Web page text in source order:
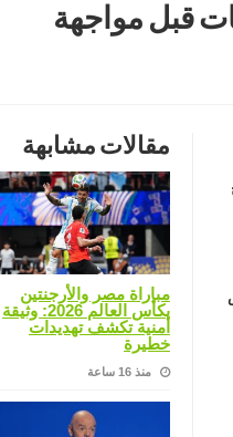
قبل مواجهة
مقالات مشابهة
مباراة مصر والأرجنتين
بكأس العالم 2026: وثيقة
أمنية تكشف تهديدات
خطيرة
منذ 16 ساعة